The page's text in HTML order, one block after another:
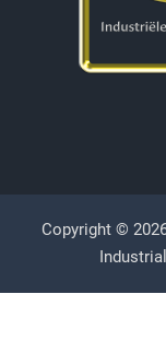
Copyright ©